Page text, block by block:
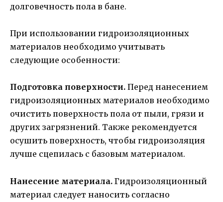
долговечность пола в бане.
При использовании гидроизоляционных
материалов необходимо учитывать
следующие особенности:
Подготовка поверхности. Перед нанесением
гидроизоляционных материалов необходимо
очистить поверхность пола от пыли, грязи и
других загрязнений. Также рекомендуется
осушить поверхность, чтобы гидроизоляция
лучше сцепилась с базовым материалом.
Нанесение материала. Гидроизоляционный
материал следует наносить согласно